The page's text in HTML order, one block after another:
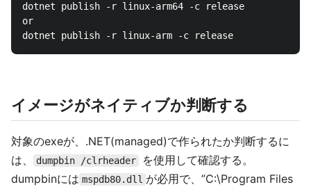
dotnet publish -r linux-arm64 -c release
or
イメージがネイティブか判断する
対象のexeが、.NET(managed)で作られたか判断するに
は、
dumpbin /clrheader
を使用して確認する。
dumpbinには mspdb80.dll が必用で、”C:\Program Files